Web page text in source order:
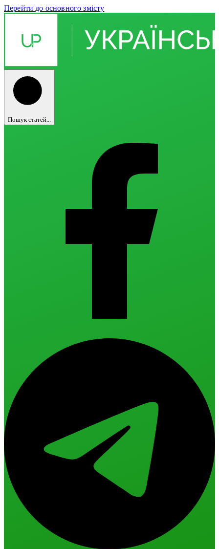
Перейти до основного змісту
Пошук статей...